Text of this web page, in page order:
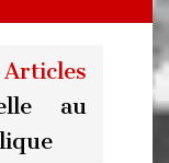
Articles
au